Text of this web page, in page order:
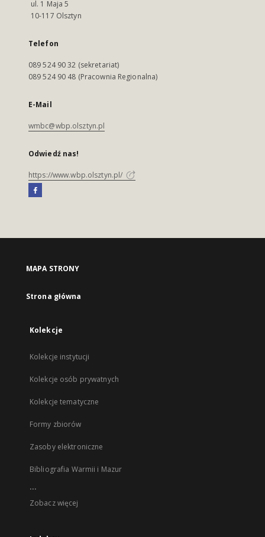
ul. 1 Maja 5
10-117 Olsztyn
Telefon
089 524 90 32 (sekretariat)
089 524 90 48 (Pracownia Regionalna)
E-Mail
wmbc@wbp.olsztyn.pl
Odwiedź nas!
https://www.wbp.olsztyn.pl/
MAPA STRONY
Strona główna
Kolekcje
Kolekcje instytucji
Kolekcje osób prywatnych
Kolekcje tematyczne
Formy zbiorów
Zasoby elektroniczne
Bibliografia Warmii i Mazur
...
Zobacz więcej